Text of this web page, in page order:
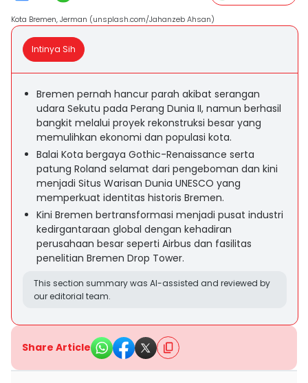
Kota Bremen, Jerman (unsplash.com/Jahanzeb Ahsan)
Intinya Sih
Bremen pernah hancur parah akibat serangan
udara Sekutu pada Perang Dunia II, namun berhasil
bangkit melalui proyek rekonstruksi besar yang
memulihkan ekonomi dan populasi kota.
Balai Kota bergaya Gothic-Renaissance serta
patung Roland selamat dari pengeboman dan kini
menjadi Situs Warisan Dunia UNESCO yang
memperkuat identitas historis Bremen.
Kini Bremen bertransformasi menjadi pusat industri
kedirgantaraan global dengan kehadiran
perusahaan besar seperti Airbus dan fasilitas
penelitian Bremen Drop Tower.
This section summary was AI-assisted and reviewed by
our editorial team.
Share Article